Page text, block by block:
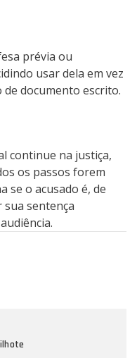
prévia ou
usar dela em vez
documento escrito.
continue na justiça,
os passos forem
se o acusado é, de
sentença